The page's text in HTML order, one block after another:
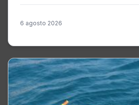
6 agosto 2026